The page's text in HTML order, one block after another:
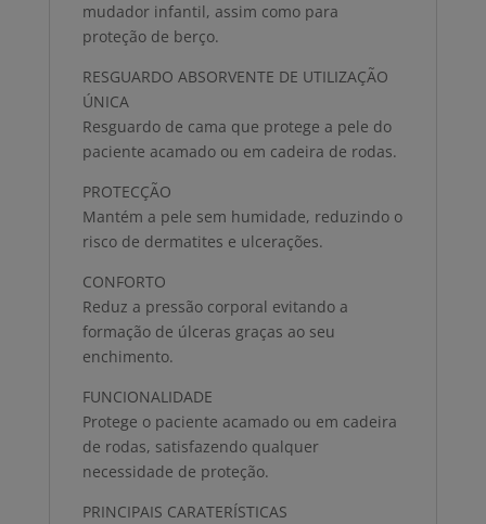
mudador infantil, assim como para
proteção de berço.
RESGUARDO ABSORVENTE DE UTILIZAÇÃO
ÚNICA
Resguardo de cama que protege a pele do
paciente acamado ou em cadeira de rodas.
PROTECÇÃO
Mantém a pele sem humidade, reduzindo o
risco de dermatites e ulcerações.
CONFORTO
Reduz a pressão corporal evitando a
formação de úlceras graças ao seu
enchimento.
FUNCIONALIDADE
Protege o paciente acamado ou em cadeira
de rodas, satisfazendo qualquer
necessidade de proteção.
PRINCIPAIS CARATERÍSTICAS